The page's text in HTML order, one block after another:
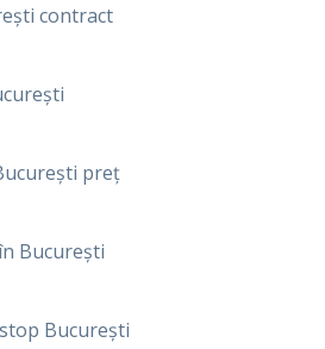
contract
preț
București
București